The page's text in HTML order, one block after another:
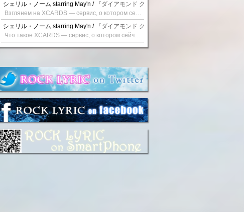
シェリル・ノーム starring May'n / 『ダイアモンド クレバス/射手座☆午後九時 Don't be
シェリル・ノーム starring May'n / 『ダイアモンド クレバス/射手座☆午後九時 Don't be
Что такое XCARDS — сервис, о котором сейчас говорят. Буквально на днях заметил о интересный бренд XCARDS, он помогает создавать онлайн карты чтобы управлять бюджетами. Ключевые преимущества: Выпуск занимает всего считанные минуты. Платформа даёт возможность оформить множество карт для разных целей. Есть поддержка в любое время суток включая персонального менеджера. Есть контроль без задержек — транзакции, уведомления, аналитика — всё под рукой. Возможные нюансы: Регистрация: европейская юрисдикция — желательно убедиться, что сервис можно использовать без нарушений. Финансовые условия: возможно, есть скрытые комиссии, поэтому лучше внимательно прочитать договор. Отзывы пользователей: по отзывам поддержка работает быстро. Надёжность системы: внедрены базовые меры безопасности, но всё равно советую не хранить большие суммы на карте. Вывод: В целом платформа кажется отличным помощником для маркетологов. Платформа сочетает скорость, удобство и гибкость. Как вы думаете? Пользовались ли вы XCARDS? Поделитесь опытом — будет интересно сравнить. Виртуальные карты для бизнеса